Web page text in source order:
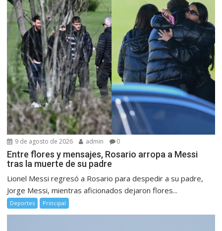
9 de agosto de 2026 admin 0
Entre flores y mensajes, Rosario arropa a Messi
tras la muerte de su padre
Lionel Messi regresó a Rosario para despedir a su padre,
Jorge Messi, mientras aficionados dejaron flores...
Deportes Principal